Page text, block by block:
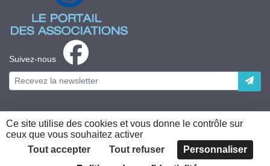
Suivez-nous
Plateforme développée en France par
Ce site utilise des cookies et vous donne le contrôle sur
ceux que vous souhaitez activer
Tout accepter
Tout refuser
Personnaliser